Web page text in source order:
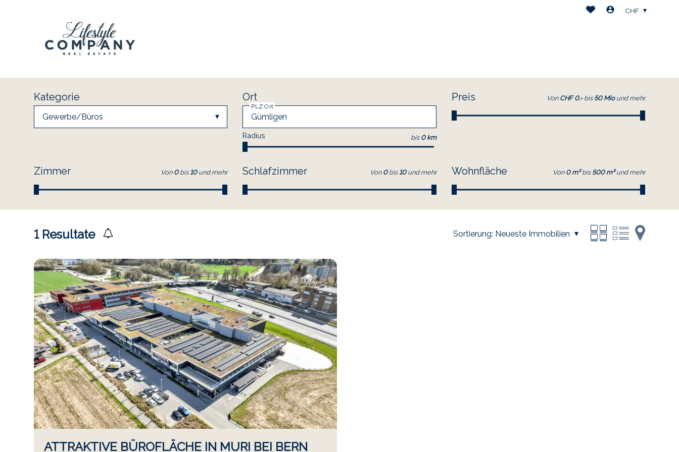
CHF
Kategorie
Gewerbe/Büros
Ort
PLZ Ort
Radius bis 0 km
Preis Von CHF 0.- bis 50 Mio und mehr
Zimmer Von 0 bis 10 und mehr Schlafzimmer Von 0 bis 10 und mehr Wohnfläche Von 0 m² bis 500 m² und mehr
1Resultate Sortierung: Neueste Immobilien
ATTRAKTIVE BÜROFLÄCHE IN MURI BEI BERN